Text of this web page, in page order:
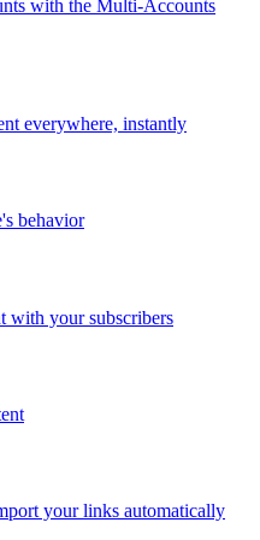
with the Multi-Accounts
everywhere, instantly
behavior
with your subscribers
your links automatically